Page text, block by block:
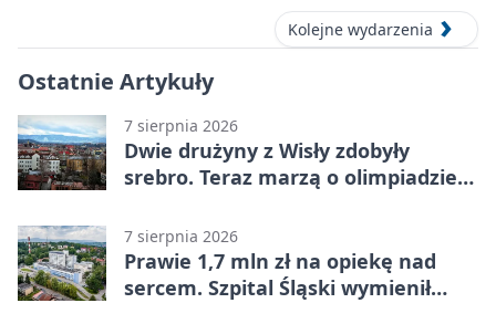
Kolejne wydarzenia
Ostatnie Artykuły
7 sierpnia 2026
Dwie drużyny z Wisły zdobyły
srebro. Teraz marzą o olimpiadzie
7 sierpnia 2026
Prawie 1,7 mln zł na opiekę nad
sercem. Szpital Śląski wymienił